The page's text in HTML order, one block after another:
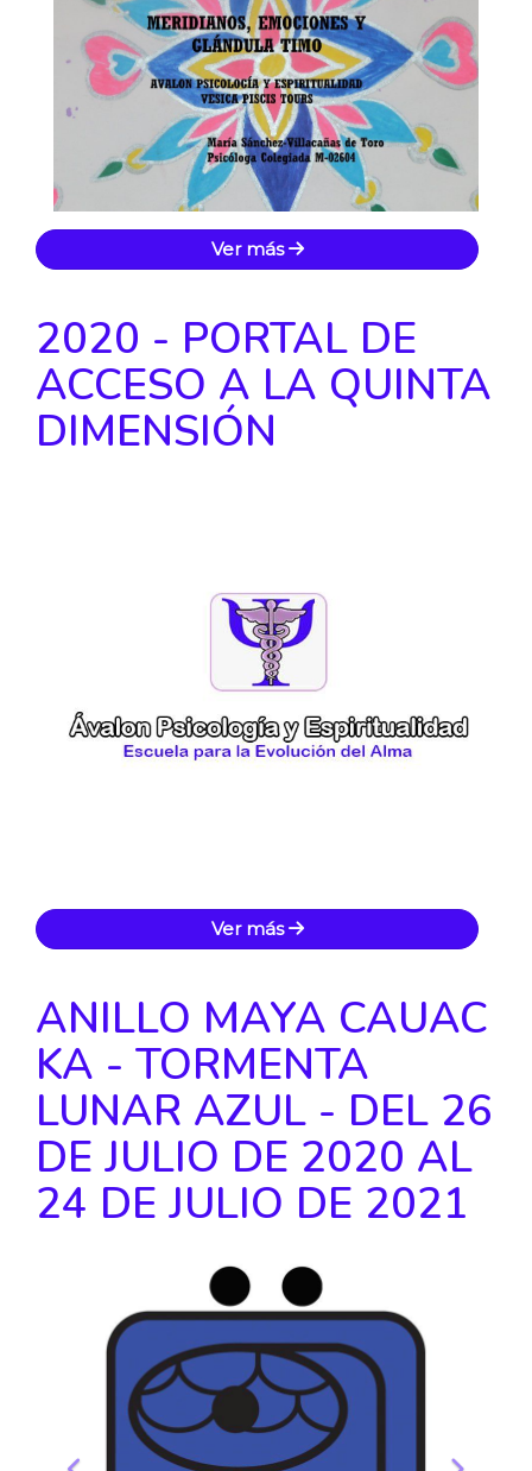
Ver más
2020 - PORTAL DE
ACCESO A LA QUINTA
DIMENSIÓN
Ver más
ANILLO MAYA CAUAC
KA - TORMENTA
LUNAR AZUL - DEL 26
DE JULIO DE 2020 AL
24 DE JULIO DE 2021